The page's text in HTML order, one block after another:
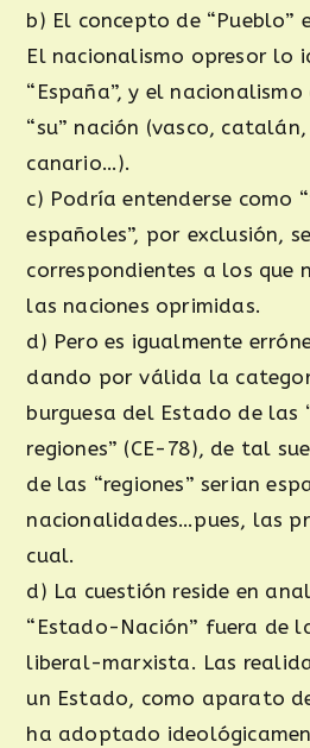
b) El concepto de “Pueblo”
El nacionalismo opresor lo
“España”, y el
“su” nación (vasco,
canario…).
c) Podría entenderse como
españoles”, por exclusión,
correspondientes a los que
las naciones oprimidas.
d) Pero es igualmente
dando por válida la
burguesa del Estado de las
regiones” (CE-78), de tal
de las “regiones” serian
nacionalidades…pues, las
cual.
d) La cuestión reside en
“Estado-Nación” fuera de
liberal-marxista. Las
un Estado, como aparato
ha adoptado